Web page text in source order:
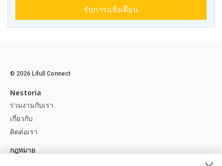
รับการแจ้งเตือน
© 2026 Lifull Connect
Nestoria
ร่วมงานกับเรา
เกี่ยวกับ
ติดต่อเรา
กฎหมาย